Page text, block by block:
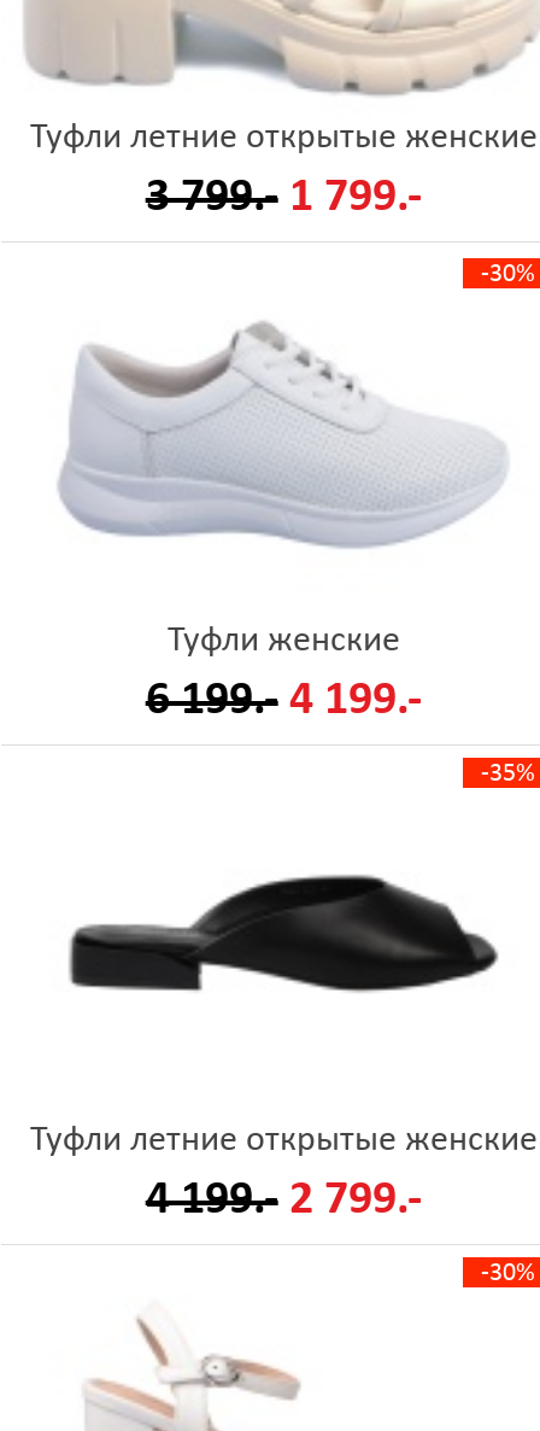
Туфли летние открытые женские
3 799.- 1 799.-
-30%
Туфли женские
6 199.- 4 199.-
-35%
Туфли летние открытые женские
4 199.- 2 799.-
-30%